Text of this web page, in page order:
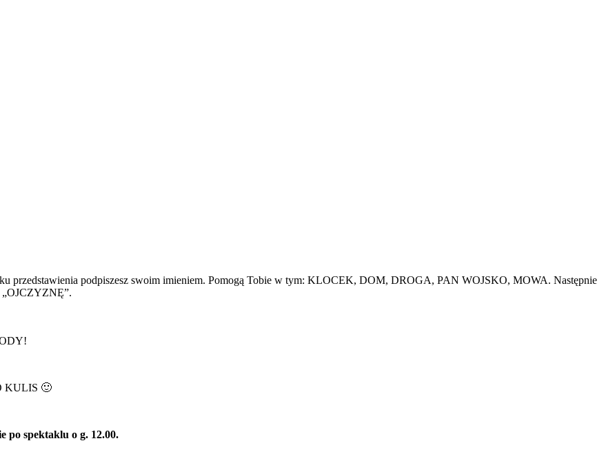
przedstawienia podpiszesz swoim imieniem. Pomogą Tobie w tym: KLOCEK, DOM, DROGA, PAN WOJSKO, MOWA. Następnie
„OJCZYZNĘ”.
KULIS 🙂
po spektaklu o g. 12.00.